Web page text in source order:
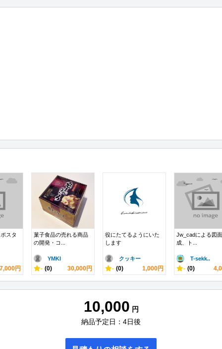
スタ
7,000円
菓子食品の売れる商品
の開発・コ...
YMKI
- (0) 30,000円
役にたてるようにいた
します
クッキー
- (0) 1,000円
Jw_cadによる図
成、ト...
T-sekk..
- (0)
10,000 円
納品予定日：4日後